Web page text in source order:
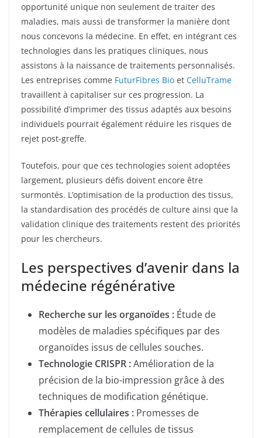
opportunité unique non seulement de traiter des
maladies, mais aussi de transformer la manière dont
nous concevons la médecine. En effet, en intégrant ces
technologies dans les pratiques cliniques, nous
assistons à la naissance de traitements personnalisés.
Les entreprises comme FuturFibres Bio et CelluTrame
travaillent à capitaliser sur ces progression. La
possibilité d’imprimer des tissus adaptés aux besoins
individuels pourrait également réduire les risques de
rejet post-greffe.
Toutefois, pour que ces technologies soient adoptées
largement, plusieurs défis doivent encore être
surmontés. L’optimisation de la production des tissus,
la standardisation des procédés de culture ainsi que la
validation clinique des traitements restent des priorités
pour les chercheurs.
Les perspectives d’avenir dans la
médecine régénérative
Recherche sur les organoïdes : Étude de
modèles de maladies spécifiques par des
organoïdes issus de cellules souches.
Technologie CRISPR :Amélioration de la
précision de la bio-impression grâce à des
techniques de modification génétique.
Thérapies cellulaires : Promesses de
remplacement de cellules de tissus